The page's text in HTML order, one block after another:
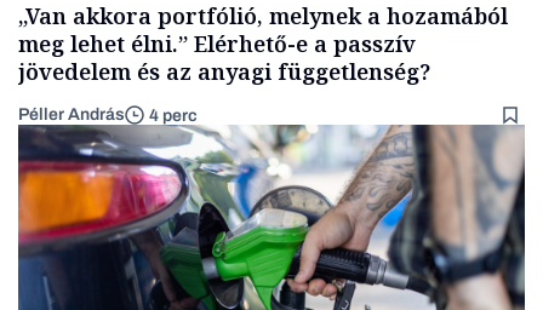
„Van akkora portfólió, melynek a hozamából
meg lehet élni.” Elérhető-e a passzív
jövedelem és az anyagi függetlenség?
Péller András 4 perc